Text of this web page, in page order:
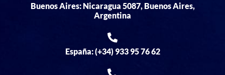
Buenos Aires: Nicaragua 5087, Buenos Aires,
Argentina
España: (+34) 933 95 76 62